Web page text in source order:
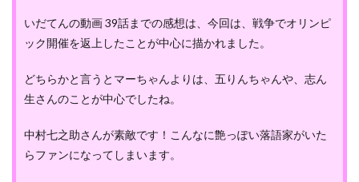
いだてんの動画 39話までの感想は、今回は、戦争でオリンピ
ック開催を返上したことが中心に描かれました。
どちらかと言うとマーちゃんよりは、五りんちゃんや、志ん
生さんのことが中心でしたね。
中村七之助さんが素敵です！こんなに艶っぽい落語家がいた
らファンになってしまいます。